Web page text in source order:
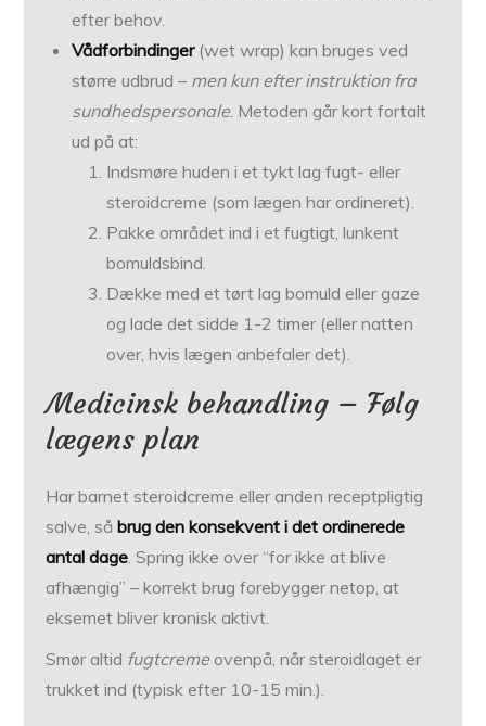
efter behov.
Vådforbindinger(wet wrap) kan bruges ved
større udbrud – men kun efter instruktion fra
sundhedspersonale. Metoden går kort fortalt
ud på at:
Indsmøre huden i et tykt lag fugt- eller
steroidcreme (som lægen har ordineret).
Pakke området ind i et fugtigt, lunkent
bomuldsbind.
Dække med et tørt lag bomuld eller gaze
og lade det sidde 1-2 timer (eller natten
over, hvis lægen anbefaler det).
Medicinsk behandling – Følg
lægens plan
Har barnet steroidcreme eller anden receptpligtig
salve, såbrug den konsekvent i det ordinerede
antal dage. Spring ikke over “for ikke at blive
afhængig” – korrekt brug forebygger netop, at
eksemet bliver kronisk aktivt.
Smør altid fugtcremeovenpå, når steroidlaget er
trukket ind (typisk efter 10-15 min.).